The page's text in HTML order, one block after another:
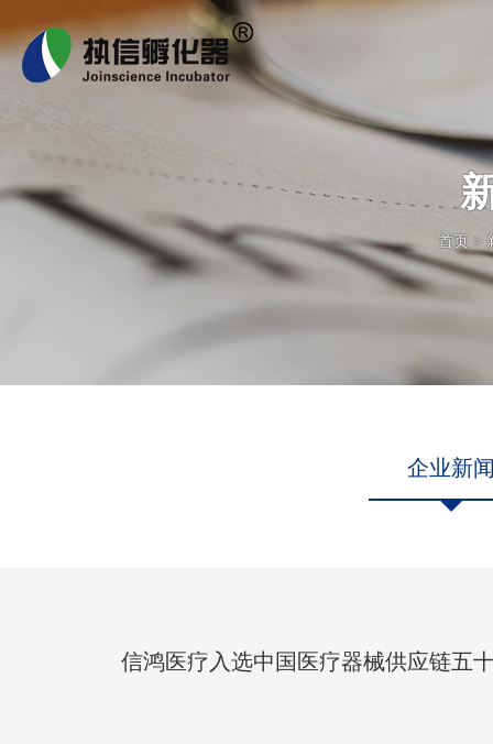
首页 >
企业新
信鸿医疗入选中国医疗器械供应链五